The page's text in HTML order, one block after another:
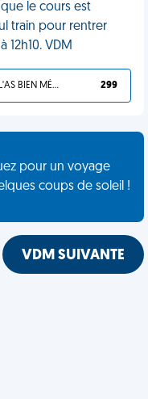
le cours est
train pour rentrer
12h10. VDM
TU L'AS BIEN MÉRITÉ 299
pour un voyage
coups de soleil !
VDM SUIVANTE